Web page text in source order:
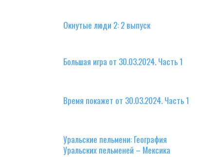
Окнутые люди 2: 2 выпуск
Большая игра от 30.03.2024. Часть 1
Время покажет от 30.03.2024. Часть 1
Уральские пельмени: География
Уральских пельменей – Мексика